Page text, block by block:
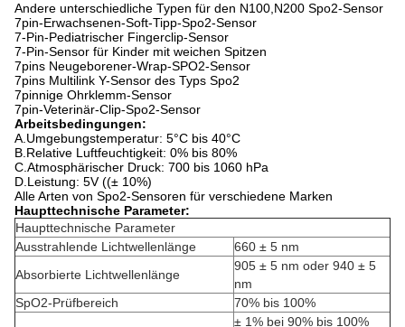
Andere unterschiedliche Typen für den N100,N200 Spo2-Sensor
7pin-Erwachsenen-Soft-Tipp-Spo2-Sensor
7-Pin-Pediatrischer Fingerclip-Sensor
7-Pin-Sensor für Kinder mit weichen Spitzen
7pins Neugeborener-Wrap-SPO2-Sensor
7pins Multilink Y-Sensor des Typs Spo2
7pinnige Ohrklemm-Sensor
7pin-Veterinär-Clip-Spo2-Sensor
Arbeitsbedingungen:
A.Umgebungstemperatur: 5°C bis 40°C
B.Relative Luftfeuchtigkeit: 0% bis 80%
C.Atmosphärischer Druck: 700 bis 1060 hPa
D.Leistung: 5V ((± 10%)
Alle Arten von Spo2-Sensoren für verschiedene Marken
Haupttechnische Parameter:
Haupttechnische Parameter
Ausstrahlende Lichtwellenlänge
660 ± 5 nm
Absorbierte Lichtwellenlänge
905 ± 5 nm oder 940 ± 5
nm
SpO2-Prüfbereich
70% bis 100%
± 1% bei 90% bis 100%